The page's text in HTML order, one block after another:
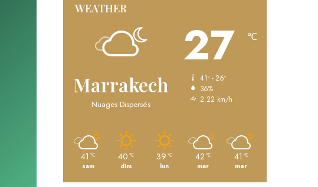
WEATHER
Marrakech
Nuages Dispersés
27 ℃
41º - 26º
36%
2.22 km/h
41 ℃
sam
40 ℃
dim
39 ℃
lun
42 ℃
mar
41 ℃
mer